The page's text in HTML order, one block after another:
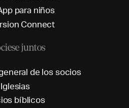
pp para niños
rsion Connect
juntos
eneral de los socios
Iglesias
ios bíblicos